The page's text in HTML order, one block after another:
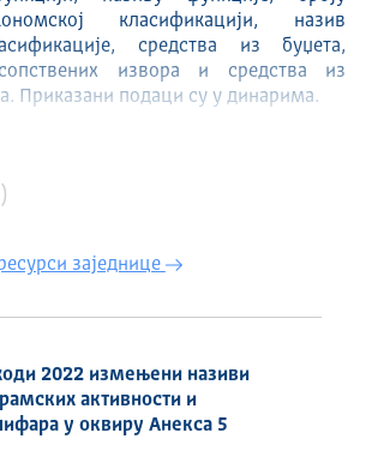
класификацији, назив
средства из буџета,
извора и средства из
Приказани подаци су у динарима.
2022 измењени називи програма/
5 - подразумева измењену верзију
расходи 2022".
2022 - у коме су исказани
категорије, групи, називу групе,
називу економске класе, средства
из сопствених извора и средства
Приказани подаци су у динарима.
заједнице
2022 измењени називи
активности и
у оквиру Анекса 5